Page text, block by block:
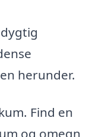
herunder.
Find en
og omegn